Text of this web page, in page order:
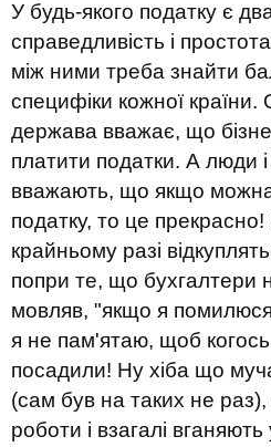
У будь-якого податку є
справедливість і
між ними треба знайти
специфіки кожної країни.
держава вважає, що
платити податки. А люди і
вважають, що якщо можна
податку, то це
крайньому разі
попри те, що бухгалтери
мовляв, "якщо я
я не пам'ятаю, щоб
посадили! Ну хіба що
(сам був на таких не раз),
роботи і взагалі вганяють